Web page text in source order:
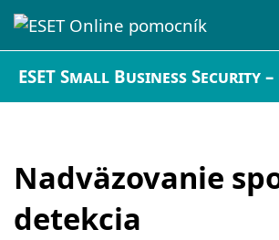
ESET Small Business Security –
Nadväzovanie
detekcia